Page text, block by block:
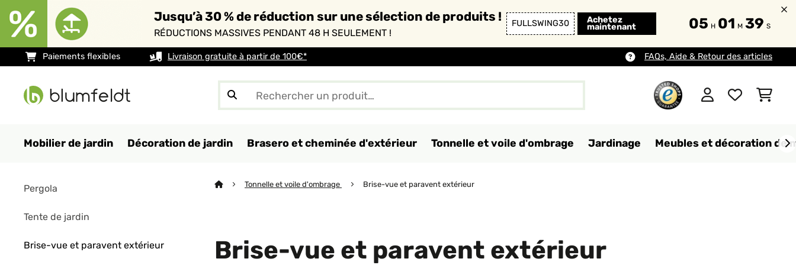
Jusqu’à 30 % de réduction sur une sélection de produits !
RÉDUCTIONS MASSIVES PENDANT 48 H SEULEMENT !
FULLSWING30 Achetez
maintenant 05 H 01 M 36 S
Paiements flexibles Livraison gratuite à partir de 100€* FAQs, Aide & Retour des articles
Mobilier de jardin Décoration de jardin Brasero et cheminée d'extérieur Tonnelle et voile d'ombrage Jardinage Meubles et décoration de
Pergola
Tente de jardin
Brise-vue et paravent extérieur
Tonnelle et voile d'ombrage Brise-vue et paravent extérieur
Brise-vue et paravent extérieur